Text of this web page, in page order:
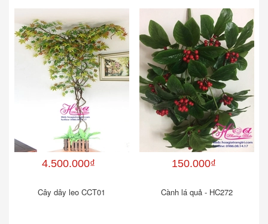
4.500.000₫
Cây dây leo CCT01
150.000₫
Cành lá quả - HC272